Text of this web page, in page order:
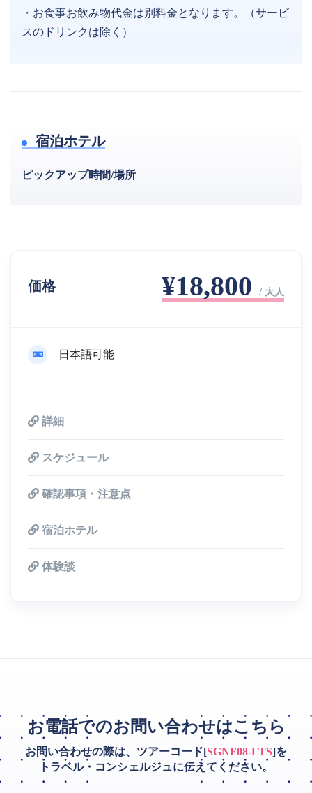
・お食事お飲み物代金は別料金となります。（サービ
スのドリンクは除く）
宿泊ホテル
ピックアップ時間/場所
価格 ¥18,800 / 大人
日本語可能
詳細
スケジュール
確認事項・注意点
宿泊ホテル
体験談
お電話でのお問い合わせはこちら
お問い合わせの際は、ツアーコード[SGNF08-LTS]を
トラベル・コンシェルジュに伝えてください。